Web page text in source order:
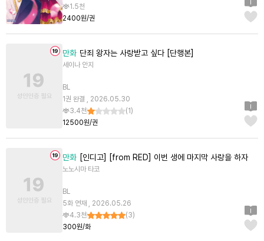
1.5천
2400원/권
만화 단죄 왕자는 사랑받고 싶다 [단행본]
세이나 안지
BL
1권 완결 , 2026.05.30
3.4천
(1 )
12500원/권
만화 [인디고] [from RED] 이번 생에 마지막 사랑을 하자
노노시마 타코
BL
5화 연재 , 2026.05.26
4.3천
(3)
300원/화